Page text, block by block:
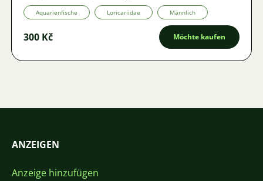
Aquarienfische Loricariidae Männlich
300 Kč Möchte kaufen
ANZEIGEN
Anzeige hinzufügen